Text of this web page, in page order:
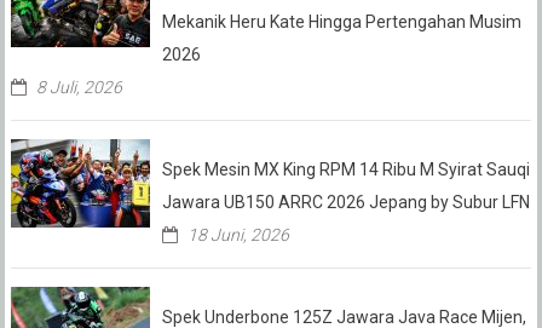
Mekanik Heru Kate Hingga Pertengahan Musim
2026
8 Juli, 2026
Spek Mesin MX King RPM 14 Ribu M Syirat Sauqi
Jawara UB150 ARRC 2026 Jepang by Subur LFN
18 Juni, 2026
Spek Underbone 125Z Jawara Java Race Mijen,